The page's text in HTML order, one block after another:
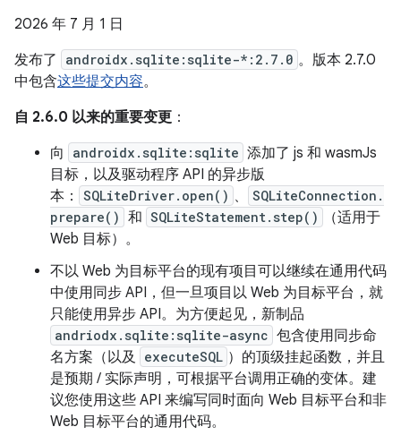
2026 年 7 月 1 日
发布了
androidx.sqlite:sqlite-*:2.7.0 。版本 2.7.0
中包含这些提交内容。
自 2.6.0 以来的重要变更 ：
向
androidx.sqlite:sqlite 添加了 js 和 wasmJs
目标，以及驱动程序 API 的异步版
本：
SQLiteDriver.open() 、
SQLiteConnection.
prepare() 和 SQLiteStatement.step()
（适用于
Web 目标）。
不以 Web 为目标平台的现有项目可以继续在通用代码
中使用同步 API，但一旦项目以 Web 为目标平台，就
只能使用异步 API。为方便起见，新制品
andriodx.sqlite:sqlite-async 包含使用同步命
名方案（以及 executeSQL ）的顶级挂起函数，并且
是预期 / 实际声明，可根据平台调用正确的变体。建
议您使用这些 API 来编写同时面向 Web 目标平台和非
Web 目标平台的通用代码。